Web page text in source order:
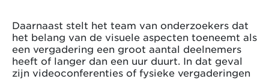
Daarnaast stelt het team van onderzoekers dat
het belang van de visuele aspecten toeneemt als
een vergadering een groot aantal deelnemers
heeft of langer dan een uur duurt. In dat geval
zijn videoconferenties of fysieke vergaderingen